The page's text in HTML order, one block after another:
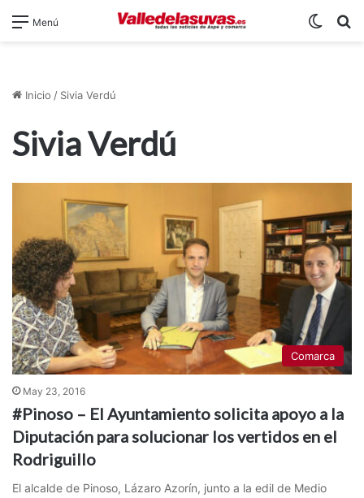
Menú
Inicio / Sivia Verdú
Sivia Verdú
Comarca
May 23, 2016
#Pinoso – El Ayuntamiento solicita apoyo a la
Diputación para solucionar los vertidos en el
Rodriguillo
El alcalde de Pinoso, Lázaro Azorín, junto a la edil de Medio